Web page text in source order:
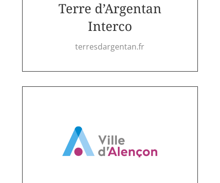
Terre d’Argentan
Interco
terresdargentan.fr